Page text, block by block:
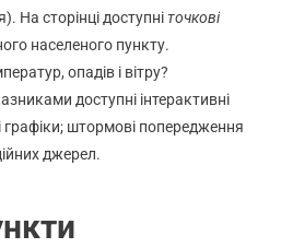
На сторінці доступніточкові
населеного пункту.
опадів і вітру?
доступні інтерактивні
графіки; штормові попередження
джерел.